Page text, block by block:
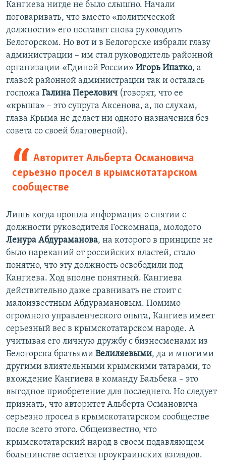
Кангиева нигде не было слышно. Начали
поговаривать, что вместо «политической
должности» его поставят снова руководить
Белогорском. Но вот и в Белогорске избрали главу
администрации – им стал руководитель районной
организации «Единой России» Игорь Ипатко, а
главой районной администрации так и осталась
госпожа Галина Перелович (говорят, что ее
«крыша» – это супруга Аксенова, а, по слухам,
глава Крыма не делает ни одного назначения без
совета со своей благоверной).
Авторитет Альберта Османовича
серьезно просел в крымскотатарском
сообществе
Лишь когда прошла информация о снятии с
должности руководителя Госкомнаца, молодого
Ленура Абдураманова, на которого в принципе не
было нареканий от российских властей, стало
понятно, что эту должность освободили под
Кангиева. Ход вполне понятный. Кангиева
действительно даже сравнивать не стоит с
малоизвестным Абдурамановым. Помимо
огромного управленческого опыта, Кангиев имеет
серьезный вес в крымскотатарском народе. А
учитывая его личную дружбу с бизнесменами из
Белогорска братьями Велиляевыми, да и многими
другими влиятельными крымскими татарами, то
вхождение Кангиева в команду Бальбека – это
выгодное приобретение для последнего. Но следует
признать, что авторитет Альберта Османовича
серьезно просел в крымскотатарском сообществе
после всего этого. Общеизвестно, что
крымскотатарский народ в своем подавляющем
большинстве остается проукраинских взглядов.